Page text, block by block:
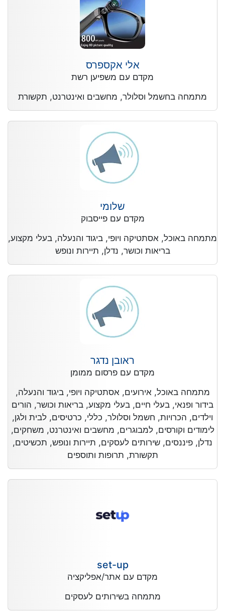
אלי אקספרס
מקדם עם משפיען רשת
מתמחה בחשמל וסלולר, מחשבים ואינטרנט, תקשורת
שלומי
מקדם עם פייסבוק
מתמחה באוכל, אסתטיקה ויופי, ביגוד והנעלה, בעלי מקצוע,
בריאות וכושר, נדלן, תיירות ונופש
ראובן נדגר
מקדם עם פרסום ממומן
מתמחה באוכל, אירועים, אסתטיקה ויופי, ביגוד והנעלה,
בידור ופנאי, בעלי חיים, בעלי מקצוע, בריאות וכושר, הורים
וילדים, הכרויות, חשמל וסלולר, כללי, כרטיסים, לבית ולגן,
לימודים וקורסים, למבוגרים, מחשבים ואינטרנט, משחקים,
נדלן, פיננסים, שירותים לעסקים, תיירות ונופש, תכשיטים,
תקשורת, תרופות ותוספים
set-up
מקדם עם אתר/אפליקציה
מתמחה בשירותים לעסקים